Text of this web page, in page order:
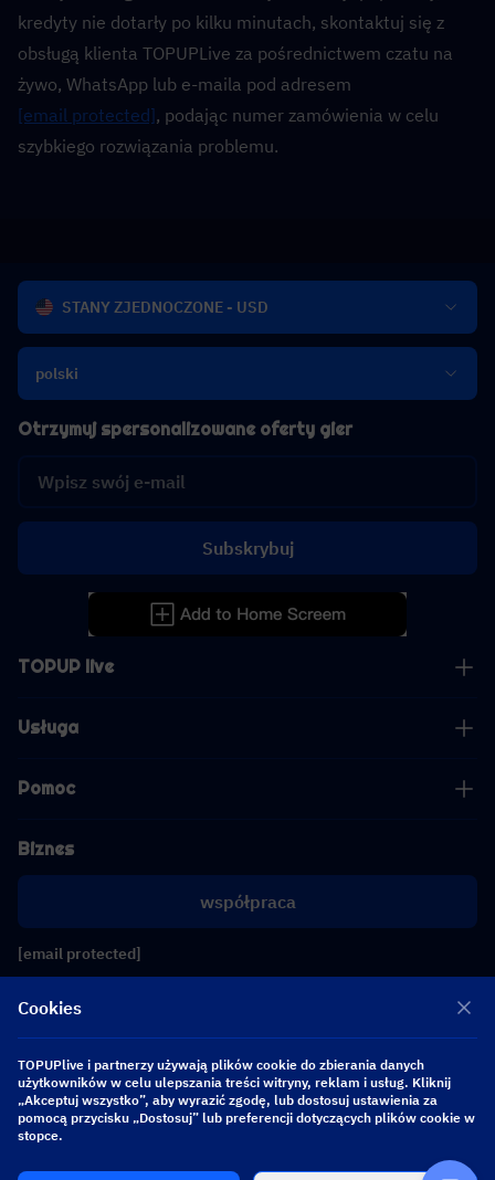
kredyty nie dotarły po kilku minutach, skontaktuj się z
obsługą klienta TOPUPLive za pośrednictwem czatu na
[email protected], podając numer zamówienia w celu
szybkiego rozwiązania problemu.
STANY ZJEDNOCZONE - USD
polski
TOPUP live
Usługa
Pomoc
Biznes
współpraca
[email protected]
Otrzymuj spersonalizowane oferty gier
Subskrybuj
Copyright 2026 SEA WHALE TECHNOLOGY PTE.LTD. All Rights Reserved.
Cookies
TOPUPlive i partnerzy używają plików cookie do zbierania danych
użytkowników w celu ulepszania treści witryny, reklam i usług. Kliknij
„Akceptuj wszystko”, aby wyrazić zgodę, lub dostosuj ustawienia za
pomocą przycisku „Dostosuj” lub preferencji dotyczących plików cookie w
stopce.